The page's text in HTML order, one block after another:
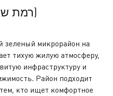
Рамат-Шауль (רמת שאול)
микрорайон на
тихую жилую атмосферу,
инфраструктуру и
Район подходит
кто ищет комфортное